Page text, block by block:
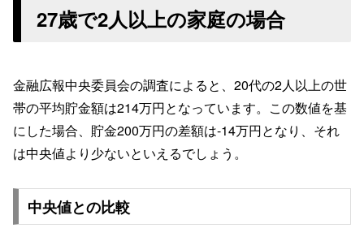
27歳で2人以上の家庭の場合
金融広報中央委員会の調査によると、20代の2人以上の世
帯の平均貯金額は214万円となっています。この数値を基
にした場合、貯金200万円の差額は-14万円となり、それ
は中央値より少ないといえるでしょう。
中央値との比較